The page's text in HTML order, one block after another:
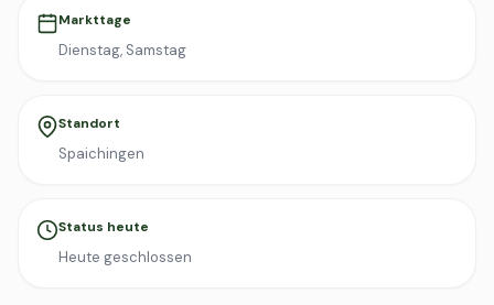
Markttage
Dienstag, Samstag
Standort
Spaichingen
Status heute
Heute geschlossen